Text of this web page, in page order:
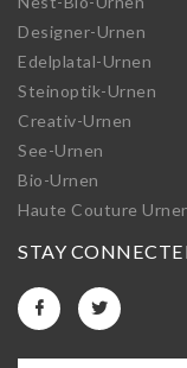
Designer-Urnen
Edelplatal-Urnen
Steinoptik-Urnen
Creativ-Urnen
See-Urnen
Bio-Urnen
Haute Couture
STAY